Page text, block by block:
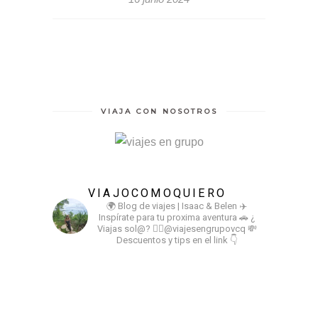
VIAJA CON NOSOTROS
VIAJOCOMOQUIERO
🌍 Blog de viajes | Isaac & Belen ✈️
Inspírate para tu proxima aventura 🚗 ¿
Viajas sol@? 👉🏻@viajesengrupovcq 💸
Descuentos y tips en el link 👇